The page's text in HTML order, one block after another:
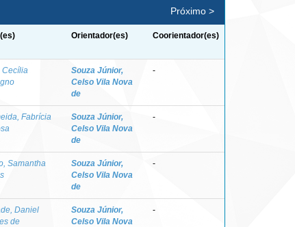
Próximo >
Orientador(es) Coorientador(es)
Cecília
Souza Júnior,
Celso Vila Nova
de
-
Fabrícia
Souza Júnior,
Celso Vila Nova
de
-
Samantha
Souza Júnior,
Celso Vila Nova
de
-
Daniel
de
Souza Júnior,
Celso Vila Nova
-